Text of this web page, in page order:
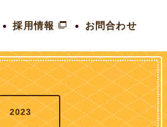
採用情報 お問合わせ
2023